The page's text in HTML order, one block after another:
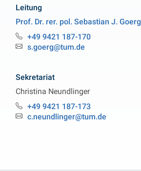
Leitung
Prof. Dr. rer. pol. Sebastian J. Goerg
Professur Economics
Telefon:
+49 9421 187-170
Email:s.goerg@tum.de
Sekretariat
Christina Neundlinger
Professur Economics
Telefon:
+49 9421 187-173
Email:c.neundlinger@tum.de